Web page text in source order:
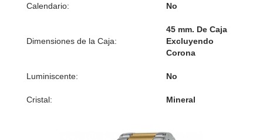
Calendario: No
Dimensiones de la Caja:
45 mm. De Caja
Excluyendo
Corona
Luminiscente: No
Cristal: Mineral